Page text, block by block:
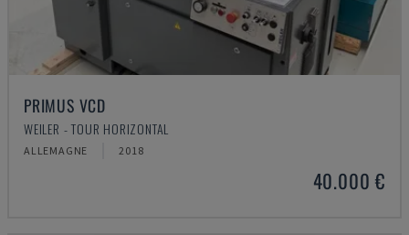
PRIMUS VCD
WEILER - TOUR HORIZONTAL
ALLEMAGNE 2018
40.000 €